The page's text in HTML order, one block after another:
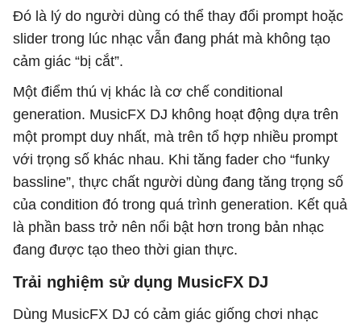
Đó là lý do người dùng có thể thay đổi prompt hoặc
slider trong lúc nhạc vẫn đang phát mà không tạo
cảm giác “bị cắt”.
Một điểm thú vị khác là cơ chế conditional
generation. MusicFX DJ không hoạt động dựa trên
một prompt duy nhất, mà trên tổ hợp nhiều prompt
với trọng số khác nhau. Khi tăng fader cho “funky
bassline”, thực chất người dùng đang tăng trọng số
của condition đó trong quá trình generation. Kết quả
là phần bass trở nên nổi bật hơn trong bản nhạc
đang được tạo theo thời gian thực.
Trải nghiệm sử dụng MusicFX DJ
Dùng MusicFX DJ có cảm giác giống chơi nhạc